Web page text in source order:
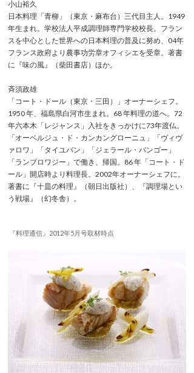
小山裕久
日本料理「青柳」（東京・麻布台）三代目主人。1949
年生まれ。学校法人平成調理師専門学校校長。フラン
スを中心とした世界への日本料理の普及に努め、04年
フランス政府より農事功労章オフィシエを受章。著書
に『味の風』（柴田書店）ほか。
斉須政雄
「コート・ドール（東京・三田）」オーナーシェフ。
1950 年、福島県白河市生まれ。68 年料理の道へ。72
年六本木「レジャンス」入社をきっかけに73年渡仏。
「オーベルジュ・ド・カンカングローニュ」「ヴィヴ
ァロワ」「タイユバン」「ジェラール・バンゴー」
「ランブロワジー」で働き、帰国。86 年「コート・ド
ール」開店時より料理長。2002年オーナーシェフに。
著書に『十皿の料理』（朝日出版社）、『調理場とい
う戦場』（幻冬舎）。
『料理通信』2012年5月号取材時点